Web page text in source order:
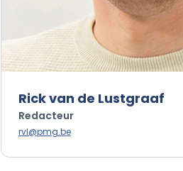
Rick van de Lustgraaf
Redacteur
rvl@pmg.be